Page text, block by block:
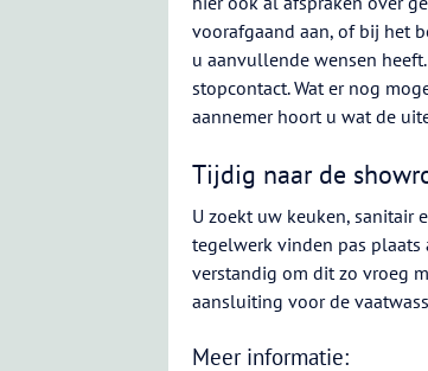
voorafgaand aan, of bij het
u aanvullende wensen
stopcontact. Wat er nog
aannemer hoort u wat de
Tijdig naar de
U zoekt uw keuken, sanitair
tegelwerk vinden pas plaats
verstandig om dit zo vroeg
aansluiting voor de
Meer informatie: